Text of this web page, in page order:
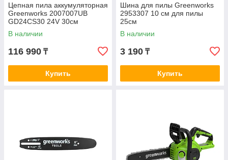
Цепная пила аккумуляторная
Greenworks 2007007UB
GD24CS30 24V 30см
бесщеточная c 1хАКБ 4 Ач и
ЗУ
В наличии
116 990 ₸
Купить
Шина для пилы Greenworks
2953307 10 см для пилы
25см
В наличии
3 190 ₸
Купить